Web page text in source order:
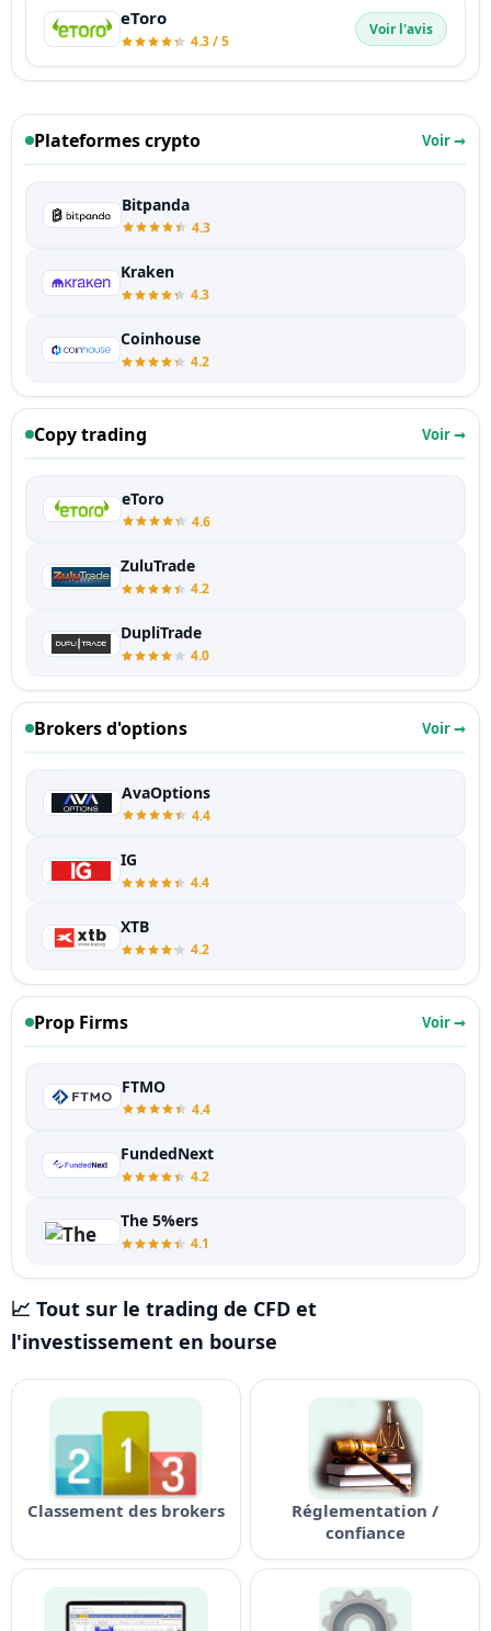
eToro
4.3 / 5
Voir l'avis
Plateformes crypto Voir →
Bitpanda
4.3
Kraken
4.3
Coinhouse
4.2
Copy trading Voir →
eToro
4.6
ZuluTrade
4.2
DupliTrade
4.0
Brokers d'options Voir →
AvaOptions
4.4
IG
4.4
XTB
4.2
Prop Firms Voir →
FTMO
4.4
FundedNext
4.2
The 5%ers
4.1
📈 Tout sur le trading de CFD et
l'investissement en bourse
Classement des brokers
Réglementation /
confiance